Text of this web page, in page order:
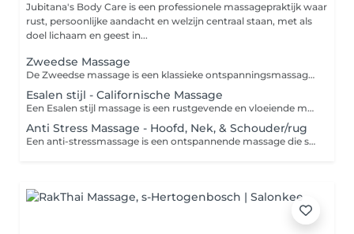
Jubitana's Body Care is een professionele massagepraktijk waar
rust, persoonlijke aandacht en welzijn centraal staan, met als
doel lichaam en geest in...
Zweedse Massage
De Zweedse massage is een klassieke ontspanningsmassage waarbij verschillende massagetechnieken worden toegepast om de spieren te ontspannen, de doorbloeding te stimuleren en het lichaam tot rust te brengen. Voordelen Vermindert spierspanning en stress. Bevordert de bloedsomloop en afvoer van afvalstoffen. Draagt bij aan ontspanning en een verbeterd gevoel van welzijn. Kan helpen bij het verminderen van vermoeidheid en het herstellen van stijve spieren. Bij Jubitana's Body Care kunt u kiezen voor een behandeling van 60 of 90 minuten, afgestemd op uw persoonlijke wensen en behoeften. Intensiteit van graad 1 t/m 5 - 1 Zeer zacht - 2 Zacht - 3 Licht stevig - 4 Medium stevig - 5 Zeer stevig Varieert een Zweedse Massage tussen intensiteit 2 - 3.
Esalen stijl - Californische Massage
Een Esalen stijl massage is een rustgevende en vloeiende massage die gericht is op diepe ontspanning van lichaam en geest. Kenmerkend voor deze massage zijn de lange, harmonieuze strijkingen, aandachtige aanrakingen en een rustige benadering, waardoor u volledig tot ontspanning kunt komen. Voordelen van een Esalen stijl massage Bevordert diepe lichamelijke en mentale ontspanning. Vermindert stress en spanning. Stimuleert de doorbloeding en ondersteunt het natuurlijke herstel van het lichaam. Vergroot het lichaamsbewustzijn en draagt bij aan een gevoel van balans en welzijn. Bij Jubitana's Body Care kunt u kiezen uit een behandeling van 60, 90 of 120 minuten. De massage wordt volledig afgestemd op uw persoonlijke wensen en behoeften, zodat u een ontspannen en persoonlijke ervaring beleeft. Intensiteit van graad 1 t/m 5 - 1 Zeer zacht - 2 Zacht - 3 Licht stevig - 4 Medium stevig - 5 Zeer stevig Varieert een Californische massage tussen intensiteit 1 - 2.
Anti Stress Massage - Hoofd, Nek, & Schouder/rug
Een anti-stressmassage is een ontspannende massage die specifiek gericht is op het verminderen van stress en spanning in het lichaam vooral hoofd ,nek en schouders. Deze massage helpt om zowel fysieke als mentale spanning te verlichten, wat vaak leidt tot een gevoel van diepe ontspanning en welzijn. Het doel is om het lichaam en de geest tot rust te brengen, stressniveaus te verlagen en de algehele balans te herstellen. Welke behandeling wordt toegepast? Bij een anti-stressmassage worden technieken gebruikt die gericht zijn op het verminderen van spierspanning en het bevorderen van ontspanning. De massage kan variëren afhankelijk van de voorkeuren van de cliënt, maar bevat vaak de volgende elementen: - Langzame, zachte strijkingen (effleurages) om het lichaam te kalmeren en te ontspannen. - Knedingen en lichte druk (petrissages), vooral rond de schouders, nek en rug, waar stress vaak wordt vastgehouden. - Werken met de acupressuurpunten om de energie in het lichaam weer in balans te brengen en blokkades te verhelpen. - Soms ook aromatherapie of kalmerende oliën om de ontspannende werking te versterken. De focus ligt bij deze massage vaak niet alleen op de spieren, maar ook op de geestelijke ontspanning. Het doel is om de symptomen van stress, zoals gespannen spieren, hoofdpijn en een onrustig gevoel, te verminderen. Dit maakt het een uitstekende keuze voor mensen die veel druk ervaren in hun dagelijkse leven. Intensiteit van graad 1 t/m 5 - 1 Zeer zacht - 2 Zacht - 3 Licht stevig - 4 Medium stevig - 5 Zeer stevig Varieert een Anti Stress Massage tussen intensiteit 2 - 4. * Deze massagevorm richt zich enkel op de hoofd, nek en schouders regio. De benen en voeten worden hierbij niet meegenomen in de massage.